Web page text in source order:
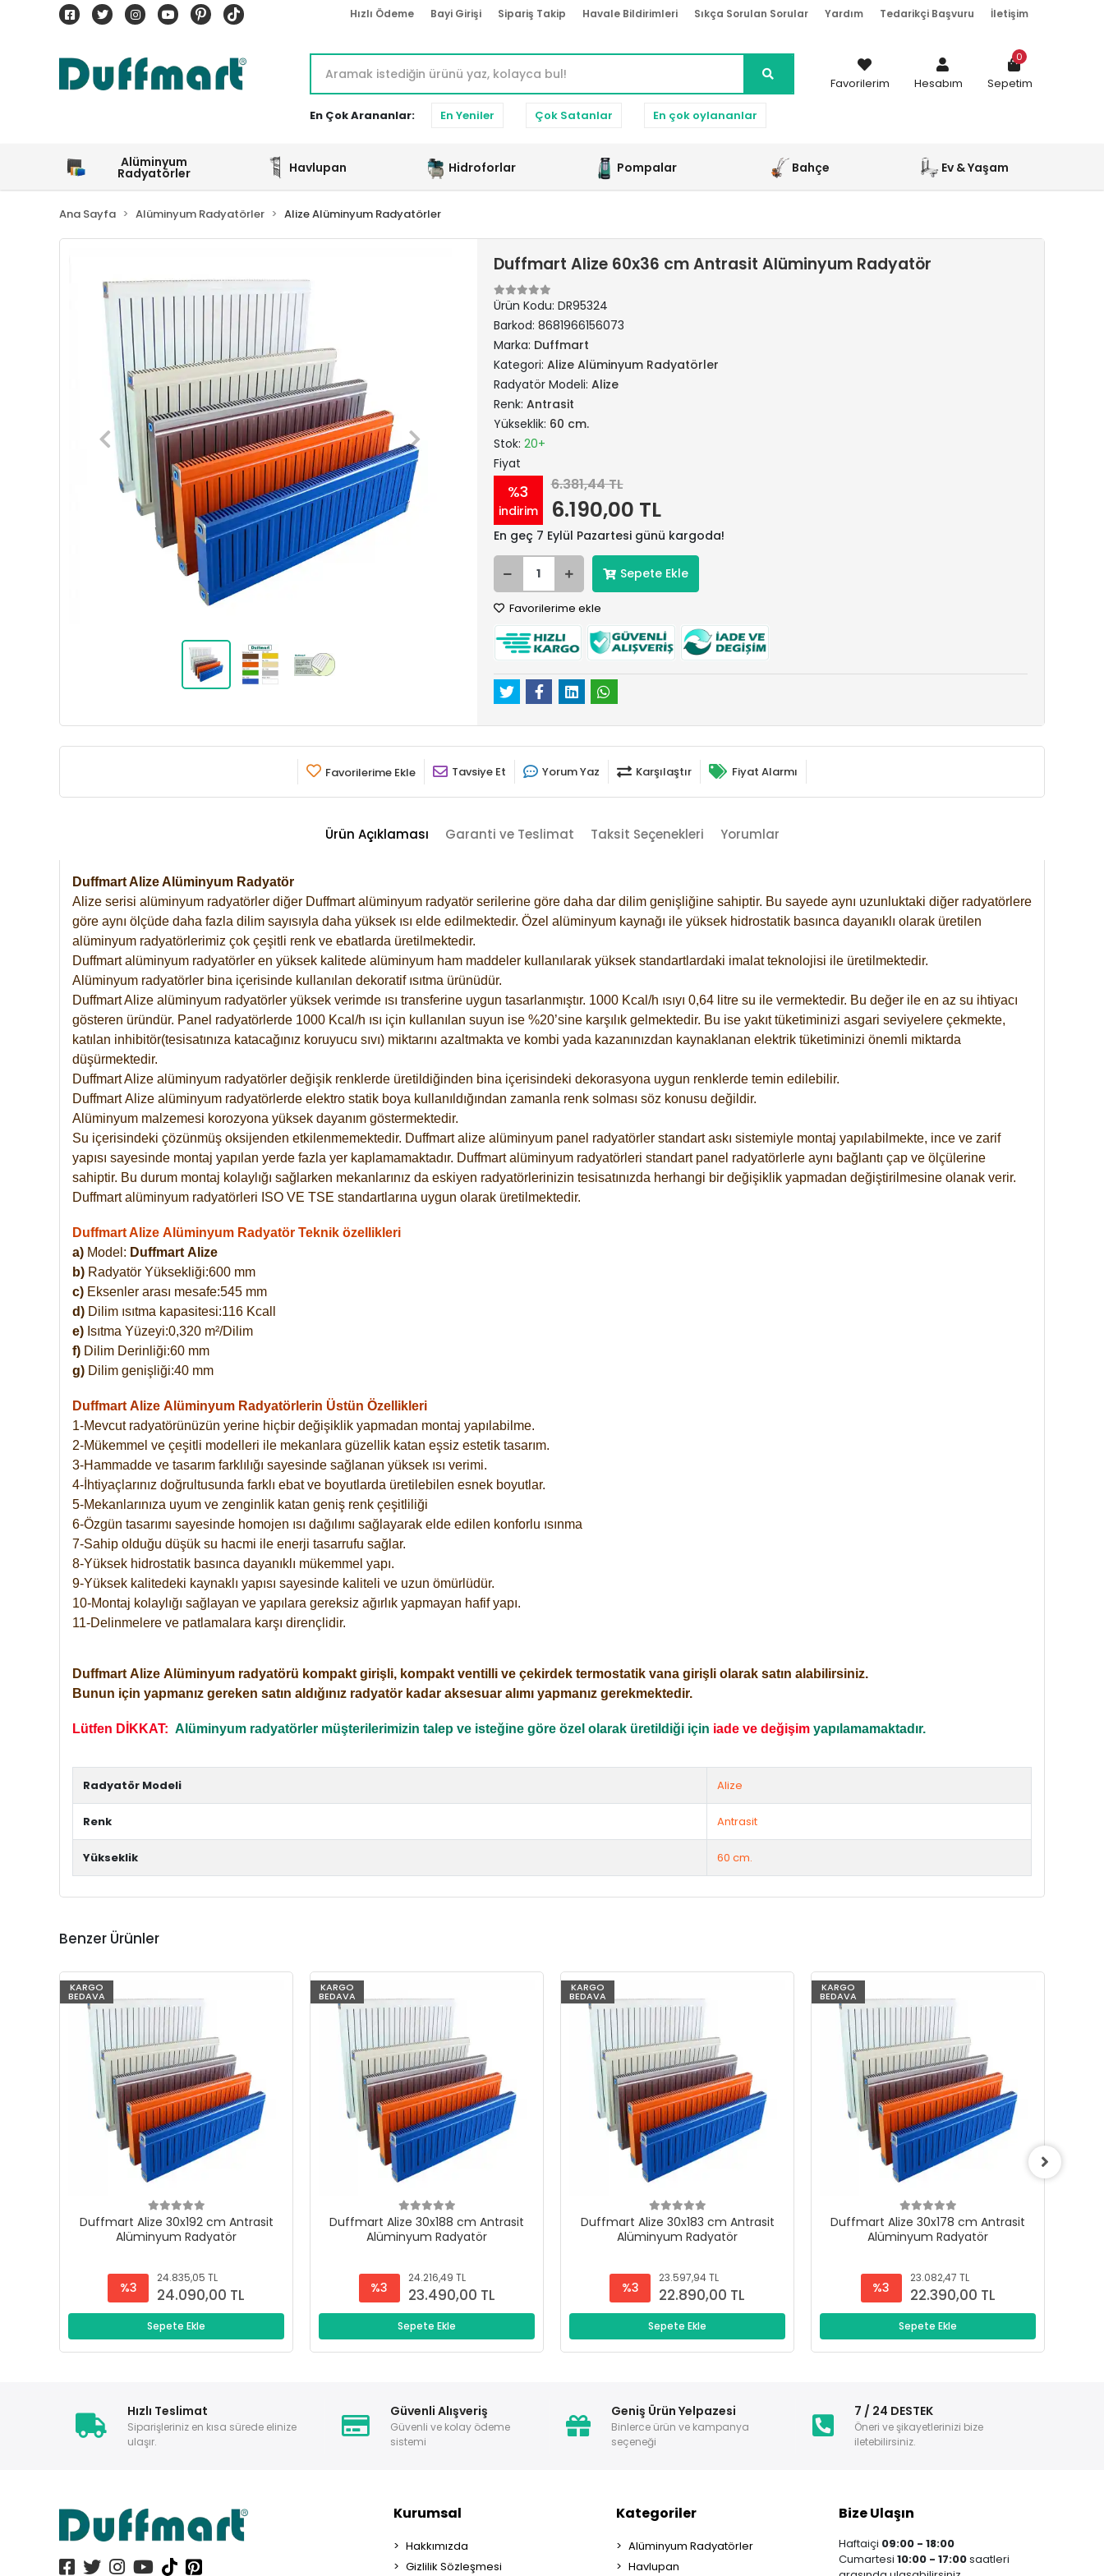
Hızlı Ödeme Bayi Girişi Sipariş Takip Havale Bildirimleri Sıkça Sorulan Sorular Yardım Tedarikçi Başvuru İletişim
En Çok Arananlar: En Yeniler Çok Satanlar En çok oylananlar
Favorilerim Hesabım Sepetim
0
Alüminyum
Radyatörler Havlupan Hidroforlar Pompalar Bahçe Ev & Yaşam
Ana Sayfa Alüminyum Radyatörler Alize Alüminyum Radyatörler
Duffmart Alize 60x36 cm Antrasit Alüminyum Radyatör
Ürün Kodu: DR95324
Barkod: 8681966156073
Marka: Duffmart
Kategori: Alize Alüminyum Radyatörler
Radyatör Modeli: Alize
Renk: Antrasit
Yükseklik: 60 cm.
Stok: 20+
Fiyat
%3
indirim
6.381,44 TL
6.190,00 TL
En geç 7 Eylül Pazartesi günü kargoda!
Sepete Ekle
Favorilerime ekle
Favorilerime Ekle Tavsiye Et Yorum Yaz Karşılaştır Fiyat Alarmı
Ürün Açıklaması Garanti ve Teslimat Taksit Seçenekleri Yorumlar
Duffmart Alize Alüminyum Radyatör
Alize serisi alüminyum radyatörler diğer Duffmart alüminyum radyatör serilerine göre daha dar dilim genişliğine sahiptir. Bu sayede aynı uzunluktaki diğer radyatörlere
göre aynı ölçüde daha fazla dilim sayısıyla daha yüksek ısı elde edilmektedir. Özel alüminyum kaynağı ile yüksek hidrostatik basınca dayanıklı olarak üretilen
alüminyum radyatörlerimiz çok çeşitli renk ve ebatlarda üretilmektedir.
Duffmart alüminyum radyatörler en yüksek kalitede alüminyum ham maddeler kullanılarak yüksek standartlardaki imalat teknolojisi ile üretilmektedir.
Alüminyum radyatörler bina içerisinde kullanılan dekoratif ısıtma ürünüdür.
Duffmart Alize alüminyum radyatörler yüksek verimde ısı transferine uygun tasarlanmıştır. 1000 Kcal/h ısıyı 0,64 litre su ile vermektedir. Bu değer ile en az su ihtiyacı
gösteren üründür. Panel radyatörlerde 1000 Kcal/h ısı için kullanılan suyun ise %20’sine karşılık gelmektedir. Bu ise yakıt tüketiminizi asgari seviyelere çekmekte,
katılan inhibitör(tesisatınıza katacağınız koruyucu sıvı) miktarını azaltmakta ve kombi yada kazanınızdan kaynaklanan elektrik tüketiminizi önemli miktarda
düşürmektedir.
Duffmart Alize alüminyum radyatörler değişik renklerde üretildiğinden bina içerisindeki dekorasyona uygun renklerde temin edilebilir.
DuffmartAlize alüminyum radyatörlerde elektro statik boya kullanıldığından zamanla renk solması söz konusu değildir.
Alüminyum malzemesi korozyona yüksek dayanım göstermektedir.
Su içerisindeki çözünmüş oksijenden etkilenmemektedir. Duffmart alize alüminyum panel radyatörler standart askı sistemiyle montaj yapılabilmekte, ince ve zarif
yapısı sayesinde montaj yapılan yerde fazla yer kaplamamaktadır. Duffmart alüminyum radyatörleri standart panel radyatörlerle aynı bağlantı çap ve ölçülerine
sahiptir. Bu durum montaj kolaylığı sağlarken mekanlarınız da eskiyen radyatörlerinizin tesisatınızda herhangi bir değişiklik yapmadan değiştirilmesine olanak verir.
Duffmart alüminyum radyatörleri ISO VE TSE standartlarına uygun olarak üretilmektedir.
Duffmart Alize Alüminyum Radyatör Teknik özellikleri
a) Model: Duffmart Alize
b) Radyatör Yüksekliği:600 mm
c) Eksenler arası mesafe:545 mm
d) Dilim ısıtma kapasitesi:116 Kcall
e) Isıtma Yüzeyi:0,320 m²/Dilim
f) Dilim Derinliği:60 mm
g) Dilim genişliği:40 mm
Duffmart Alize Alüminyum Radyatörlerin Üstün Özellikleri
1-Mevcut radyatörünüzün yerine hiçbir değişiklik yapmadan montaj yapılabilme.
2-Mükemmel ve çeşitli modelleri ile mekanlara güzellik katan eşsiz estetik tasarım.
3-Hammadde ve tasarım farklılığı sayesinde sağlanan yüksek ısı verimi.
4-İhtiyaçlarınız doğrultusunda farklı ebat ve boyutlarda üretilebilen esnek boyutlar.
5-Mekanlarınıza uyum ve zenginlik katan geniş renk çeşitliliği
6-Özgün tasarımı sayesinde homojen ısı dağılımı sağlayarak elde edilen konforlu ısınma
7-Sahip olduğu düşük su hacmi ile enerji tasarrufu sağlar.
8-Yüksek hidrostatik basınca dayanıklı mükemmel yapı.
9-Yüksek kalitedeki kaynaklı yapısı sayesinde kaliteli ve uzun ömürlüdür.
10-Montaj kolaylığı sağlayan ve yapılara gereksiz ağırlık yapmayan hafif yapı.
11-Delinmelere ve patlamalara karşı dirençlidir.
Duffmart Alize Alüminyum radyatörü kompakt girişli, kompakt ventilli ve çekirdek termostatik vana girişli olarak satın alabilirsiniz.
Bunun için yapmanız gereken satın aldığınız radyatör kadar aksesuar alımı yapmanız gerekmektedir.
Lütfen DİKKAT: Alüminyum radyatörler müşterilerimizin talep ve isteğine göre özel olarak üretildiği için iade ve değişim yapılamamaktadır.
Radyatör Modeli Alize
Renk Antrasit
Yükseklik 60 cm.
Benzer Ürünler
KARGO
BEDAVA
Duffmart Alize 30x192 cm Antrasit
Alüminyum Radyatör
%3
24.835,05 TL
24.090,00 TL
Sepete Ekle
KARGO
BEDAVA
Duffmart Alize 30x188 cm Antrasit
Alüminyum Radyatör
%3
24.216,49 TL
23.490,00 TL
Sepete Ekle
KARGO
BEDAVA
Duffmart Alize 30x183 cm Antrasit
Alüminyum Radyatör
%3
23.597,94 TL
22.890,00 TL
Sepete Ekle
KARGO
BEDAVA
Duffmart Alize 30x178 cm Antrasit
Alüminyum Radyatör
%3
23.082,47 TL
22.390,00 TL
Sepete Ekle
Hızlı Teslimat
Siparişleriniz en kısa sürede elinize
ulaşır.
Güvenli Alışveriş
Güvenli ve kolay ödeme
sistemi
Geniş Ürün Yelpazesi
Binlerce ürün ve kampanya
seçeneği
7 / 24 DESTEK
Öneri ve şikayetlerinizi bize
iletebilirsiniz.
Kurumsal
Hakkımızda
Gizlilik Sözleşmesi
Kategoriler
Alüminyum Radyatörler
Havlupan
Bize Ulaşın
Haftaiçi 09:00 - 18:00
Cumartesi 10:00 - 17:00saatleri